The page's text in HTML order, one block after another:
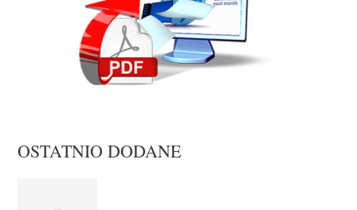
OSTATNIO DODANE